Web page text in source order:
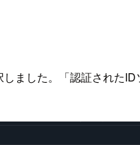
ました。「認証された